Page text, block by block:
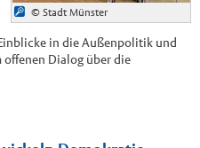
© Stadt Münster
in die Außenpolitik und
offenen Dialog über die